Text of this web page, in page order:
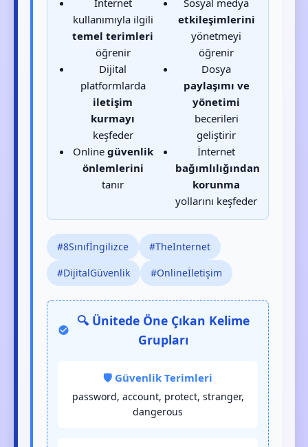
kullanımıyla ilgili
temel terimleri
öğrenir
Dijital
platformlarda
iletişim
kurmayı
keşfeder
Online güvenlik
önlemlerini
tanır
etkileşimlerini
yönetmeyi
öğrenir
Dosya
paylaşımı ve
yönetimi
becerileri
geliştirir
İnternet
bağımlılığından
korunma
yollarını keşfeder
#8Sınıfİngilizce
#TheInternet
#DijitalGüvenlik
#Onlineİletişim
🔍 Ünitede Öne Çıkan Kelime
Grupları
🛡️ Güvenlik Terimleri
password, account, protect, stranger,
dangerous